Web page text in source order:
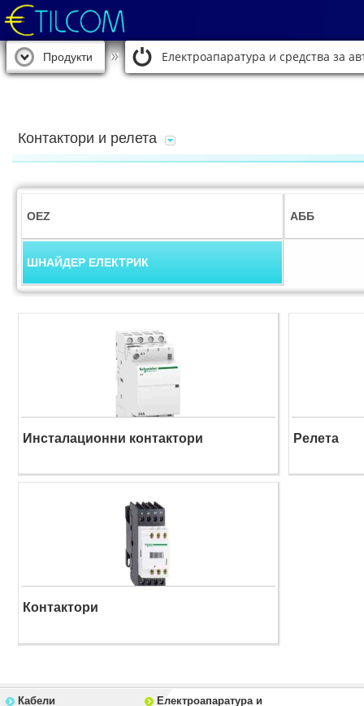
Продукти Електроапаратура и средства за
Контактори и релета
OEZ АББ
ШНАЙДЕР ЕЛЕКТРИК
Инсталационни контактори Релета
Контактори
Кабели
Електроапаратура и